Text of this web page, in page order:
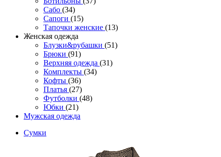
Сабо (34)
Сапоги (15)
Тапочки женские (13)
Женская одежда
Блузки&рубашки (51)
Брюки (91)
Верхняя одежда (31)
Комплекты (34)
Кофты (36)
Платья (27)
Футболки (48)
Юбки (21)
Мужская одежда
Сумки